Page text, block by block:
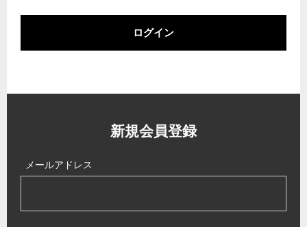
ログイン
新規会員登録
メールアドレス